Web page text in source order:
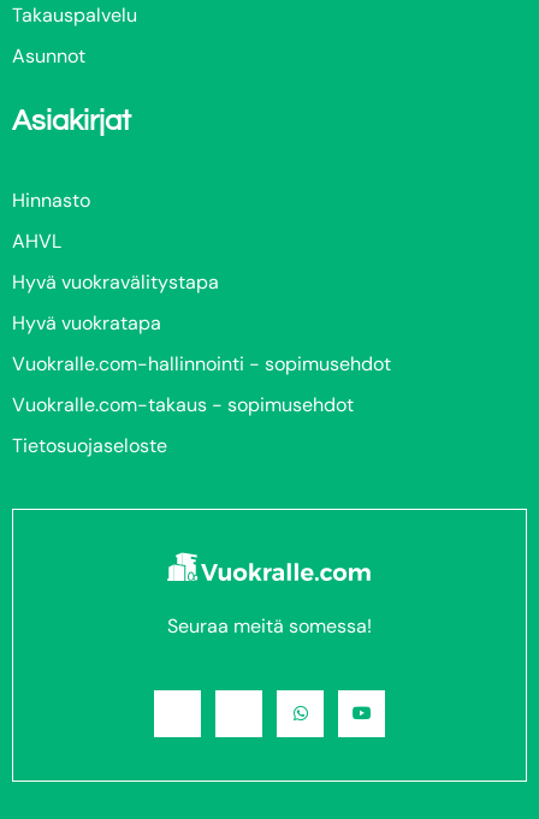
Takauspalvelu
Asunnot
Asiakirjat
Hinnasto
AHVL
Hyvä vuokravälitystapa
Hyvä vuokratapa
Vuokralle.com-hallinnointi - sopimusehdot
Vuokralle.com-takaus - sopimusehdot
Tietosuojaseloste
Seuraa meitä somessa!